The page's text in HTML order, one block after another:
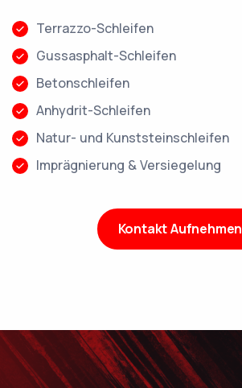
Terrazzo-Schleifen
Gussasphalt-Schleifen
Betonschleifen
Anhydrit-Schleifen
Natur- und Kunststeinschleifen
Imprägnierung & Versiegelung
Kontakt Aufnehmen